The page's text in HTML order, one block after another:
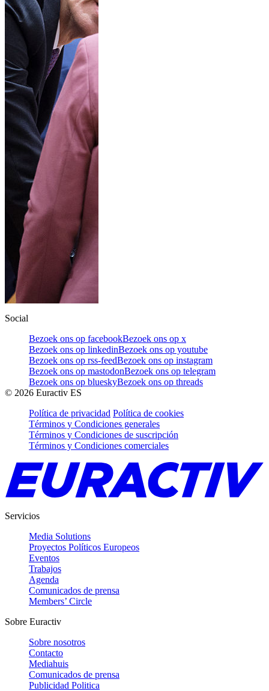
Social
Bezoek ons op facebookBezoek ons op x
Bezoek ons op linkedinBezoek ons op youtube
Bezoek ons op rss-feedBezoek ons op instagram
Bezoek ons op mastodonBezoek ons op telegram
Bezoek ons op blueskyBezoek ons op threads
© 2026 Euractiv ES
Política de privacidad Política de cookies
Términos y Condiciones generales
Términos y Condiciones de suscripción
Términos y Condiciones comerciales
Servicios
Media Solutions
Proyectos Políticos Europeos
Eventos
Trabajos
Agenda
Comunicados de prensa
Members’ Circle
Sobre Euractiv
Sobre nosotros
Contacto
Mediahuis
Comunicados de prensa
Publicidad Politica